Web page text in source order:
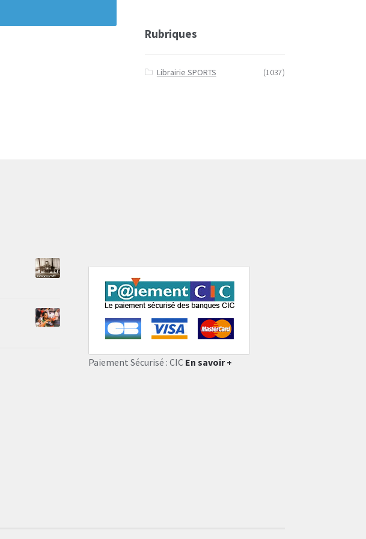
Rubriques
Librairie SPORTS (1037)
Paiement Sécurisé : CIC En savoir +